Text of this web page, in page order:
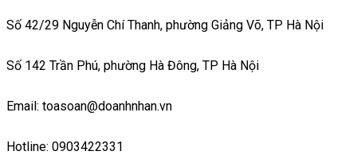
Số 42/29 Nguyễn Chí Thanh, phường Giảng Võ, TP Hà Nội
Số 142 Trần Phú, phường Hà Đông, TP Hà Nội
Email: toasoan@doanhnhan.vn
Hotline: 0903422331